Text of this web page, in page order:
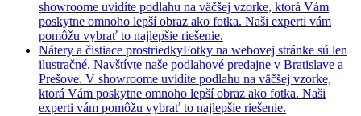
showroome uvidíte podlahu na väčšej vzorke, ktorá Vám
poskytne omnoho lepší obraz ako fotka. Naši experti vám
pomôžu vybrať to najlepšie riešenie.
Nátery a čistiace prostriedkyFotky na webovej stránke sú len
ilustračné. Navštívte naše podlahové predajne v Bratislave a
Prešove. V showroome uvidíte podlahu na väčšej vzorke,
ktorá Vám poskytne omnoho lepší obraz ako fotka. Naši
experti vám pomôžu vybrať to najlepšie riešenie.